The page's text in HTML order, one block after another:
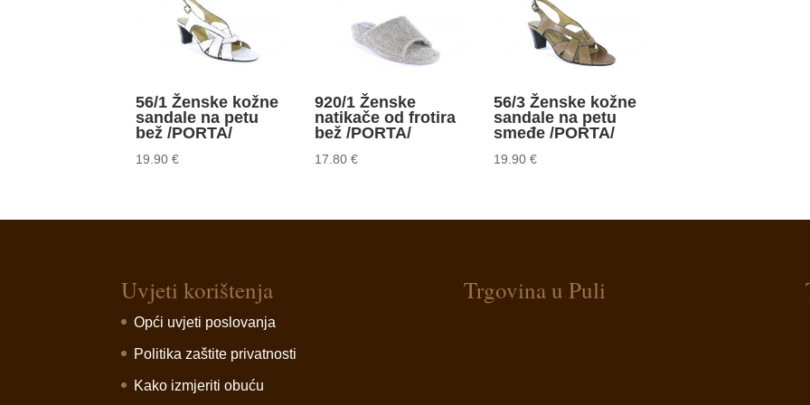
56/1 Ženske kožne
sandale na petu
bež /PORTA/
19.90€
920/1 Ženske
natikače od frotira
bež /PORTA/
17.80€
56/3 Ženske kožne
sandale na petu
smeđe /PORTA/
19.90€
Uvjeti korištenja
Opći uvjeti poslovanja
Politika zaštite privatnosti
Kako izmjeriti obuću
Trgovina u Puli